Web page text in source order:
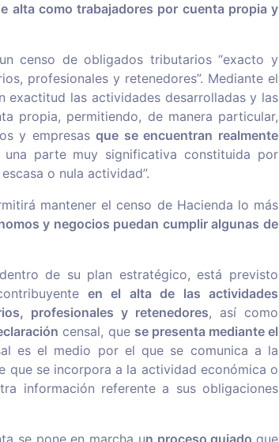
alta como trabajadores por cuenta propia y
censo de obligados tributarios “exacto y
profesionales y retenedores”. Mediante el
exactitud las actividades desarrolladas y las
propia, permitiendo, de manera particular,
y empresasque se encuentran realmente
parte muy significativa constituida por
o nula actividad”.
mantener el censo de Hacienda lo más
y negocios puedan cumplir algunas de
de su plan estratégico, está previsto
en el alta de las actividades
profesionales y retenedores, así como
censal, que se presenta mediante el
es el medio por el que se comunica a la
que se incorpora a la actividad económica o
información referente a sus obligaciones